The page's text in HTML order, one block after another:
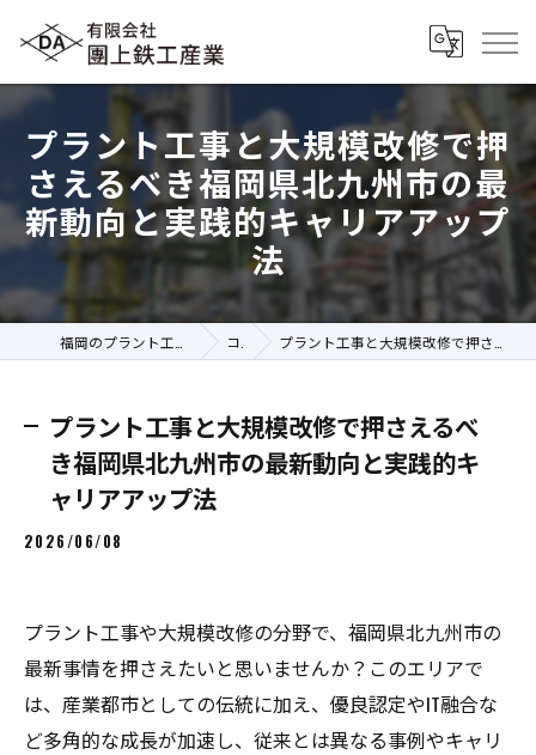
プラント工事と大規模改修で押
さえるべき福岡県北九州市の最
新動向と実践的キャリアアップ
法
コラム プラント工事と大規模改修で押さえるべき福岡県北九州市の最新動向と実践的キャリアアップ法
プラント工事と大規模改修で押さえるべ
き福岡県北九州市の最新動向と実践的キ
ャリアアップ法
2026/06/08
プラント工事や大規模改修の分野で、福岡県北九州市の
最新事情を押さえたいと思いませんか？このエリアで
は、産業都市としての伝統に加え、優良認定やIT融合な
ど多角的な成長が加速し、従来とは異なる事例やキャリ